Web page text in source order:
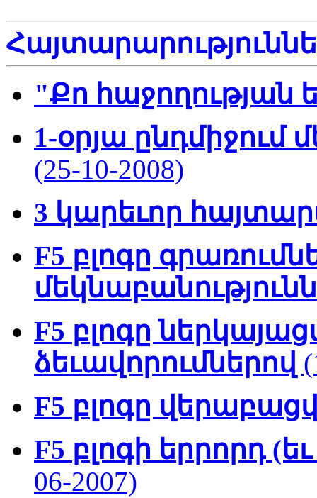
"Քո հաջողության
1-օրյա
(25-10-2008)
3 կարեւոր
F5 բլոգը
F5 բլոգը
ձեւավորումներով
F5 բլոգը
F5 բլոգի երրորդ
06-2007)